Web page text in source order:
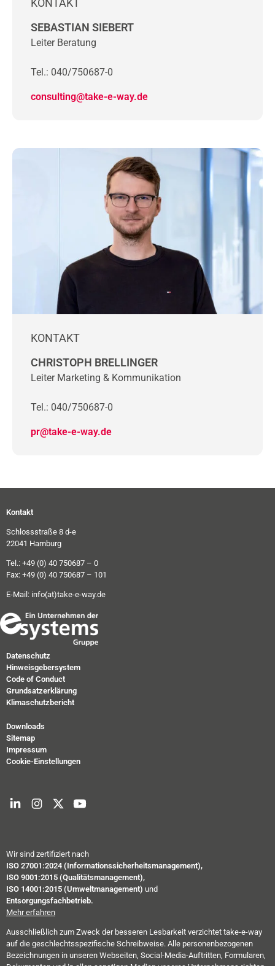
KONTAKT
SEBASTIAN SIEBERT
Leiter Beratung
Tel.: 040/750687-0
consulting@take-e-way.de
KONTAKT
CHRISTOPH BRELLINGER
Leiter Marketing & Kommunikation
Tel.: 040/750687-0
pr@take-e-way.de
Kontakt
Schlossstraße 8 d-e
22041 Hamburg
Tel.: +49 (0) 40 750687 – 0
Fax: +49 (0) 40 750687 – 101
E-Mail: info(at)take-e-way.de
Datenschutz
Hinweisgebersystem
Code of Conduct
Grundsatzerklärung
Klimaschutzbericht
Downloads
Sitemap
Impressum
Cookie-Einstellungen
Wir sind zertifiziert nach
ISO 27001:2024 (Informationssicherheitsmanagement),
ISO 9001:2015 (Qualitätsmanagement),
ISO 14001:2015 (Umweltmanagement) und
Entsorgungsfachbetrieb.
Mehr erfahren
Ausschließlich zum Zweck der besseren Lesbarkeit verzichtet take-e-way
auf die geschlechtsspezifische Schreibweise. Alle personenbezogenen
Bezeichnungen in unseren Webseiten, Social-Media-Auftritten, Formularen,